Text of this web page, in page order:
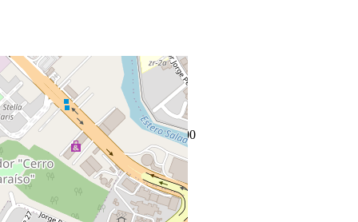
+−
Leaflet |©OpenStreetMap
Coordenadas:-2.170400 -79.909300
Cómo llegar
Publicado 6 de febrero de 2025
11visitas